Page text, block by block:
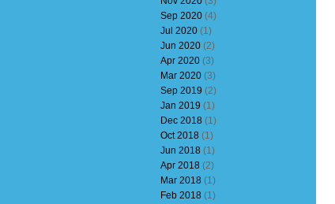
Sep 2020(4)
Jul 2020(1)
Jun 2020(2)
Apr 2020(3)
Mar 2020(3)
Sep 2019 (2)
Jan 2019 (1)
Dec 2018(1)
Oct 2018(1)
Jun 2018(1)
Apr 2018(2)
Mar 2018(1)
Feb 2018(1)